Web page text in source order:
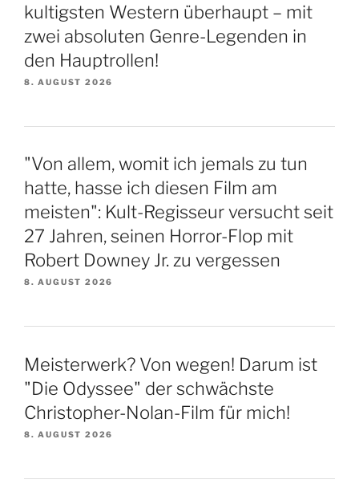
kultigsten Western überhaupt – mit
zwei absoluten Genre-Legenden in
den Hauptrollen!
8. AUGUST 2026
"Von allem, womit ich jemals zu tun
hatte, hasse ich diesen Film am
meisten": Kult-Regisseur versucht seit
27 Jahren, seinen Horror-Flop mit
Robert Downey Jr. zu vergessen
8. AUGUST 2026
Meisterwerk? Von wegen! Darum ist
"Die Odyssee" der schwächste
Christopher-Nolan-Film für mich!
8. AUGUST 2026